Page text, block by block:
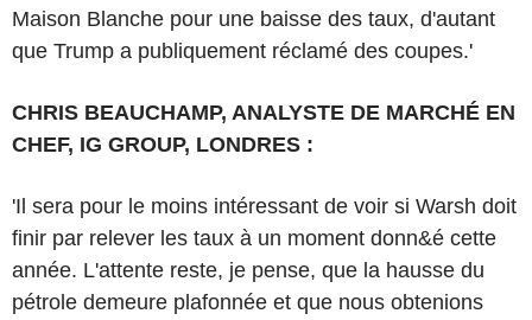
Maison Blanche pour une baisse des taux, d'autant
que Trump a publiquement réclamé des coupes.'
CHRIS BEAUCHAMP, ANALYSTE DE MARCHÉ EN
CHEF, IG GROUP, LONDRES :
'Il sera pour le moins intéressant de voir si Warsh doit
finir par relever les taux à un moment donn&é cette
année. L'attente reste, je pense, que la hausse du
pétrole demeure plafonnée et que nous obtenions